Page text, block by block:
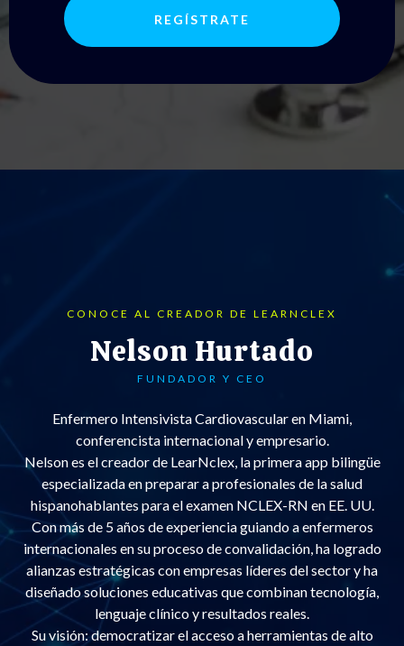
REGÍSTRATE
CONOCE AL CREADOR DE LEARNCLEX
Nelson Hurtado
FUNDADOR Y CEO
Enfermero Intensivista Cardiovascular en Miami,
conferencista internacional y empresario.
Nelson es el creador de LearNclex, la primera app bilingüe
especializada en preparar a profesionales de la salud
hispanohablantes para el examen NCLEX-RN en EE. UU.
Con más de 5 años de experiencia guiando a enfermeros
internacionales en su proceso de convalidación, ha logrado
alianzas estratégicas con empresas líderes del sector y ha
diseñado soluciones educativas que combinan tecnología,
lenguaje clínico y resultados reales.
Su visión: democratizar el acceso a herramientas de alto